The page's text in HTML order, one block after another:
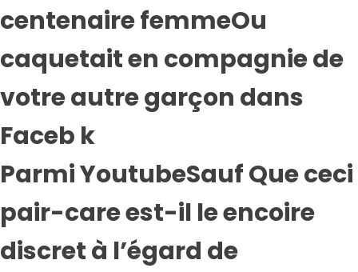
centenaire femmeOu
caquetait en compagnie de
votre autre garçon dans
Faceb k
Parmi YoutubeSauf Que ceci
pair-care est-il le encoire
discret à l’égard de